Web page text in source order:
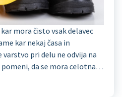
mora čisto vsak delavec
kar nekaj časa in
pri delu ne odvija na
pomeni, da se mora celotna…